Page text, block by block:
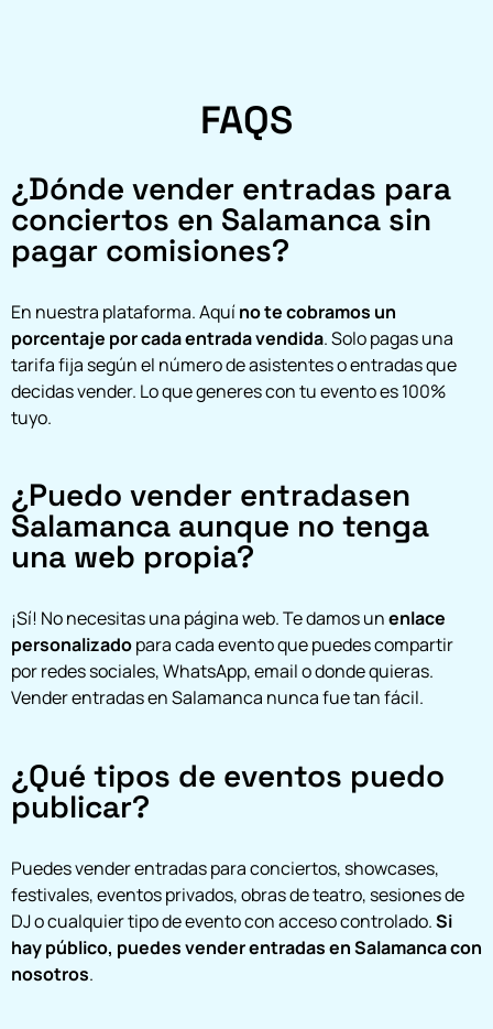
FAQS
¿Dónde vender entradas para
conciertos en Salamanca sin
pagar comisiones?
En nuestra plataforma. Aquíno te cobramos un
porcentaje por cada entrada vendida. Solo pagas una
tarifa fija según el número de asistentes o entradas que
decidas vender. Lo que generes con tu evento es 100%
tuyo.
¿Puedo vender entradasen
Salamanca aunque no tenga
una web propia?
¡Sí! No necesitas una página web. Te damos unenlace
personalizadopara cada evento que puedes compartir
por redes sociales, WhatsApp, email o donde quieras.
Vender entradas en Salamanca nunca fue tan fácil.
¿Qué tipos de eventos puedo
publicar?
Puedes vender entradas para conciertos, showcases,
festivales, eventos privados, obras de teatro, sesiones de
DJ o cualquier tipo de evento con acceso controlado.Si
hay público, puedes vender entradas en Salamanca con
nosotros.